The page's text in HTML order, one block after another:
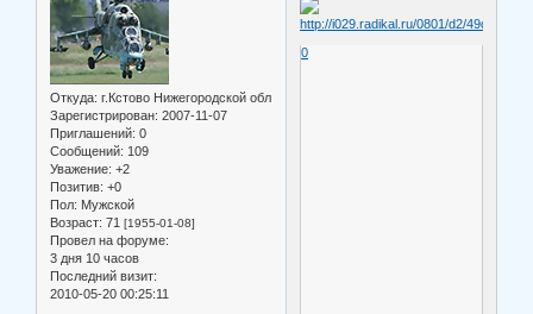
Откуда: г.Кстово Нижегородской обл
Зарегистрирован: 2007-11-07
Приглашений: 0
Сообщений: 109
Уважение: +2
Позитив: +0
Пол: Мужской
Возраст: 71 [1955-01-08]
Провел на форуме:
3 дня 10 часов
Последний визит:
2010-05-20 00:25:11
0